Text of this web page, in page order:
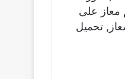
معاز على
تحميل